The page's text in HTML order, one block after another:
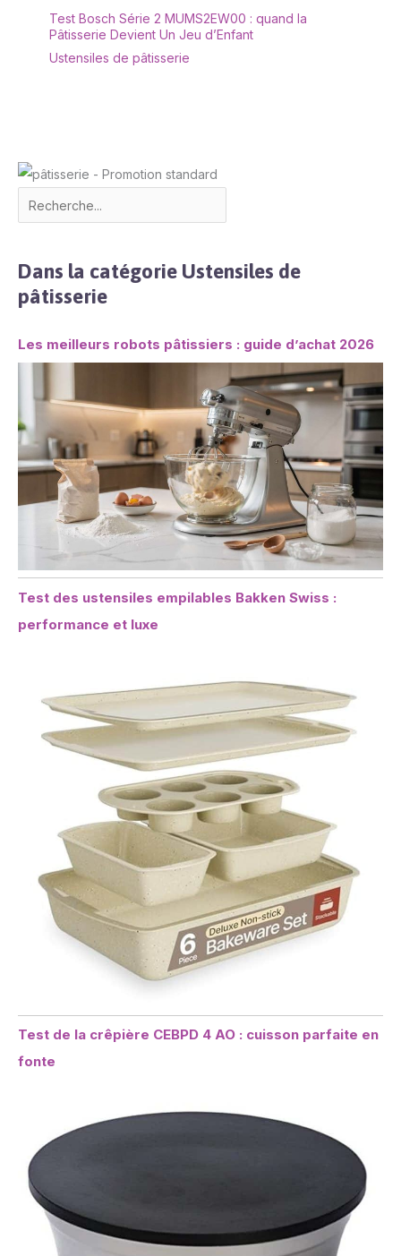
Test Bosch Série 2 MUMS2EW00 : quand la
Pâtisserie Devient Un Jeu d’Enfant
Ustensiles de pâtisserie
Dans la catégorie Ustensiles de
pâtisserie
Les meilleurs robots pâtissiers : guide d’achat 2026
Test des ustensiles empilables Bakken Swiss :
performance et luxe
Test de la crêpière CEBPD 4 AO : cuisson parfaite en
fonte